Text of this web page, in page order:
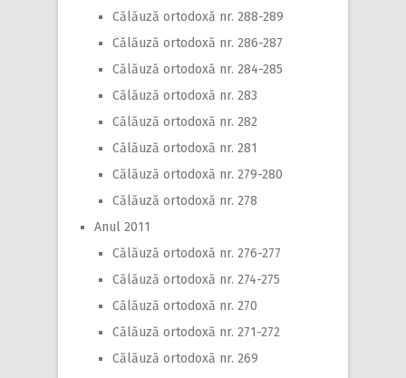
Călăuză ortodoxă nr. 288-289
Călăuză ortodoxă nr. 286-287
Călăuză ortodoxă nr. 284-285
Călăuză ortodoxă nr. 283
Călăuză ortodoxă nr. 282
Călăuză ortodoxă nr. 281
Călăuză ortodoxă nr. 279-280
Călăuză ortodoxă nr. 278
Anul 2011
Călăuză ortodoxă nr. 276-277
Călăuză ortodoxă nr. 274-275
Călăuză ortodoxă nr. 270
Călăuză ortodoxă nr. 271-272
Călăuză ortodoxă nr. 269